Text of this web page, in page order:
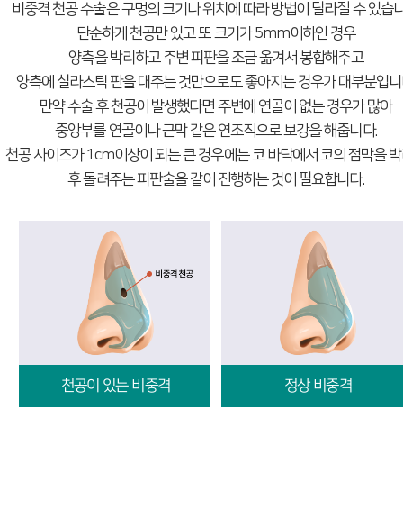
비중격 천공 수술은 구멍의 크기나 위치에 따라 방법이 달라질 수 있습
단순하게 천공만 있고 또 크기가 5mm이하인 경우
양측을 박리하고 주변 피판을 조금 옮겨서 봉합해주고
양측에 실라스틱 판을 대주는 것만으로도 좋아지는 경우가 대부분입니
만약 수술 후 천공이 발생했다면 주변에 연골이 없는 경우가 많아
중앙부를 연골이나 근막 같은 연조직으로 보강을 해줍니다.
천공 사이즈가 1cm이상이 되는 큰 경우에는 코 바닥에서 코의 점막을
후 돌려주는 피판술을 같이 진행하는 것이 필요합니다.
천공이 있는 비중격 정상 비중격